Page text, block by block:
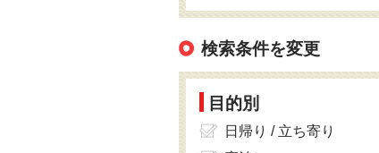
検索条件を変更
目的別
日帰り / 立ち寄り